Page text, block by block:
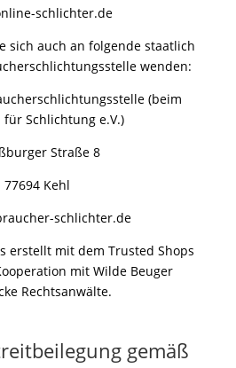
schlichter.de
sich auch an folgende staatlich
wenden:
(beim
Schlichtung e.V.)
Straße 8
77694 Kehl
schlichter.de
erstellt mit dem Trusted Shops
mit Wilde Beuger
Rechtsanwälte.
gemäß